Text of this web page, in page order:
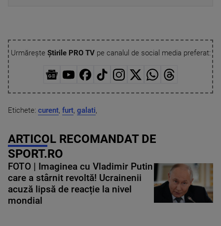
Urmărește Știrile PRO TVpe canalul de social media preferat:
Etichete: curent, furt, galati,
ARTICOL RECOMANDAT DE
SPORT.RO
FOTO | Imaginea cu Vladimir Putin
care a stârnit revoltă! Ucrainenii
acuză lipsă de reacție la nivel
mondial